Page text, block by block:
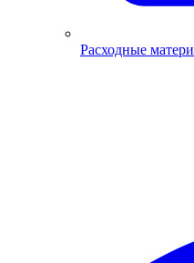
Расходные